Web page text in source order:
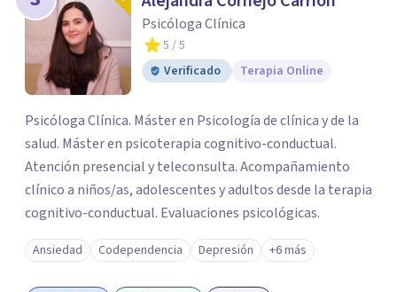
Psicóloga Clínica
5 / 5
Verificado
Terapia Online
Psicóloga Clínica. Máster en Psicología de clínica y de la
salud. Máster en psicoterapia cognitivo-conductual.
Atención presencial y teleconsulta. Acompañamiento
clínico a niños/as, adolescentes y adultos desde la terapia
cognitivo-conductual. Evaluaciones psicológicas.
Ansiedad Codependencia Depresión +6 más